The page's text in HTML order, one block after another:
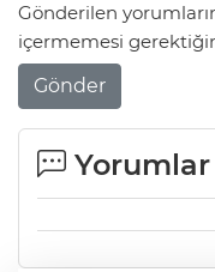
Gönderilen
içermemesi
Gönder
Yorumlar